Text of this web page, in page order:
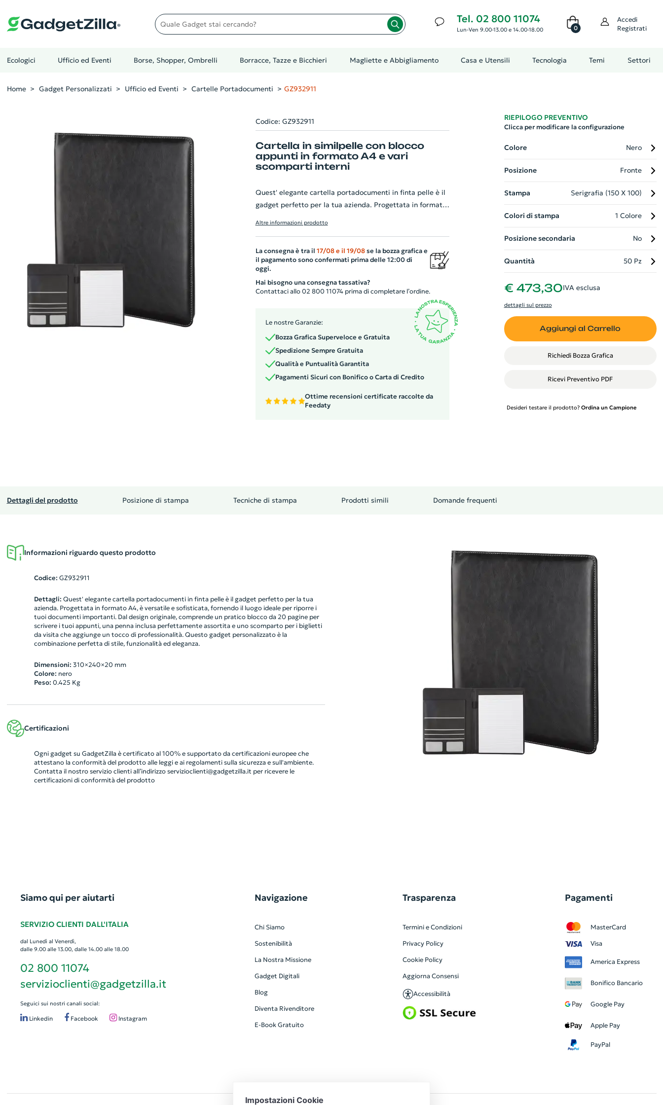
Quale gadget stai cercando? Tel. 02 800 11074
Lun-Ven 9.00-13.00 e 14.00-18.00 0
Accedi
Registrati
Ecologici Ufficio ed Eventi Borse, Shopper, Ombrelli Borracce, Tazze e Bicchieri Magliette e Abbigliamento Casa e Utensili Tecnologia Temi Settori
Home Gadget Personalizzati Ufficio ed Eventi Cartelle Portadocumenti GZ932911
Codice: GZ932911
Cartella in similpelle con blocco
appunti in formato A4 e vari
scomparti interni
Quest' elegante cartella portadocumenti in finta pelle è il
gadget perfetto per la tua azienda. Progettata in formato
tuoi appunti, una penna inclusa perfettamente assortita e
uno scomparto per i biglietti da visita che aggiunge un
tocco di professionalità. Questo gadget personalizzato è
la combinazione perfetta di stile, funzionalità ed eleganza.
Altre informazioni prodotto
La consegna è tra il 17/08 e il 19/08se la bozza grafica e
il pagamento sono confermati prima delle 12:00 di
oggi.
Hai bisogno una consegna tassativa?
Contattaci allo 02 800 11074 prima di completare l’ordine.
Le nostre Garanzie:
Bozza Grafica Superveloce e Gratuita
Spedizione Sempre Gratuita
Qualità e Puntualità Garantita
Pagamenti Sicuri con Bonifico o Carta di Credito
Ottime recensioni certificate raccolte da
Feedaty
RIEPILOGO PREVENTIVO
Clicca per modificare la configurazione
Colore Nero
Posizione Fronte
Stampa Serigrafia (150 X 100)
Colori di stampa 1 Colore
Posizione secondaria No
Quantità 50 Pz
€ 473,30IVA esclusa
dettagli sul prezzo
Aggiungi al Carrello
Richiedi Bozza Grafica
Ricevi Preventivo PDF
Desideri testare il prodotto? Ordina un Campione
Dettagli del prodotto Posizione di stampa Tecniche di stampa Prodotti simili Domande frequenti
Informazioni riguardo questo prodotto
Codice: GZ932911
Dettagli: Quest' elegante cartella portadocumenti in finta pelle è il gadget perfetto per la tua
azienda. Progettata in formato A4, è versatile e sofisticata, fornendo il luogo ideale per riporre i
tuoi documenti importanti. Dal design originale, comprende un pratico blocco da 20 pagine per
scrivere i tuoi appunti, una penna inclusa perfettamente assortita e uno scomparto per i biglietti
da visita che aggiunge un tocco di professionalità. Questo gadget personalizzato è la
combinazione perfetta di stile, funzionalità ed eleganza.
Dimensioni: 310×240×20 mm
Colore: nero
Peso: 0.425 Kg
Certificazioni
Ogni gadget su GadgetZilla è certificato al 100% e supportato da certificazioni europee che
attestano la conformità del prodotto alle leggi e ai regolamenti sulla sicurezza e sull'ambiente.
Contatta il nostro servizio clienti all’indirizzo servizioclienti@gadgetzilla.it per ricevere le
certificazioni di conformità del prodotto
Siamo qui per aiutarti
SERVIZIO CLIENTI DALL'ITALIA
dal Lunedì al Venerdì,
dalle 9.00 alle 13.00, dalle 14.00 alle 18.00
02 800 11074
servizioclienti@gadgetzilla.it
Seguici sui nostri canali social:
Linkedin Facebook Instagram
Navigazione
Chi Siamo
Sostenibilità
La Nostra Missione
Gadget Digitali
Blog
Diventa Rivenditore
E-Book Gratuito
Trasparenza
Termini e Condizioni
Privacy Policy
Cookie Policy
Aggiorna Consensi
Accessibilità
Pagamenti
MasterCard
Visa
America Express
Bonifico Bancario
Google Pay
Apple Pay
PayPal